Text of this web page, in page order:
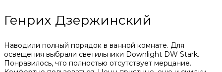
Генрих Дзержинский
Наводили полный порядок в ванной комнате. Для
освещения выбрали светильники Downlight DW Stark.
Понравилось, что полностью отсутствует мерцание.